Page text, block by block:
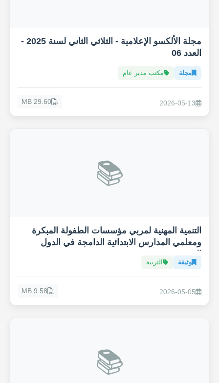
مجلة الألكسو الإعلامية - الثلاثي الثاني لسنة 2025 -
العدد 06
مجلة مكتب مدير عام
2026-05-13
29.60 MB
📚
التنمية المهنية لمربي مؤسسات الطفولة المبكرة
ومعلمي المدارس الابتدائية الدامجة في الدول
وثيقة التربية
2026-05-05
9.58 MB
📚